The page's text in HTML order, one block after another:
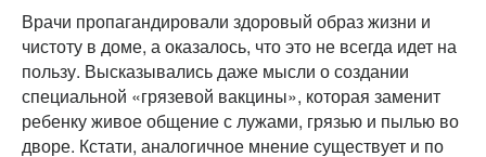
Врачи пропагандировали здоровый образ жизни и
чистоту в доме, а оказалось, что это не всегда идет на
пользу. Высказывались даже мысли о создании
специальной «грязевой вакцины», которая заменит
ребенку живое общение с лужами, грязью и пылью во
дворе. Кстати, аналогичное мнение существует и по